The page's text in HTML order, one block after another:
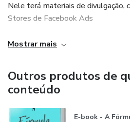
Nele terá materiais de divulgação,
Stores de Facebook Ads
Pronto para você anunciar e com
Ticket do Produto = R$ 397,00
Mostrar mais
Outros produtos de
conteúdo
E-book - A